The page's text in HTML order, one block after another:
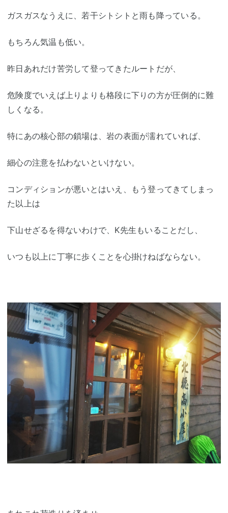
ガスガスなうえに、若干シトシトと雨も降っている。
もちろん気温も低い。
昨日あれだけ苦労して登ってきたルートだが、
危険度でいえば上りよりも格段に下りの方が圧倒的に難
しくなる。
特にあの核心部の鎖場は、岩の表面が濡れていれば、
細心の注意を払わないといけない。
コンディションが悪いとはいえ、もう登ってきてしまっ
た以上は
下山せざるを得ないわけで、K先生もいることだし、
いつも以上に丁寧に歩くことを心掛けねばならない。